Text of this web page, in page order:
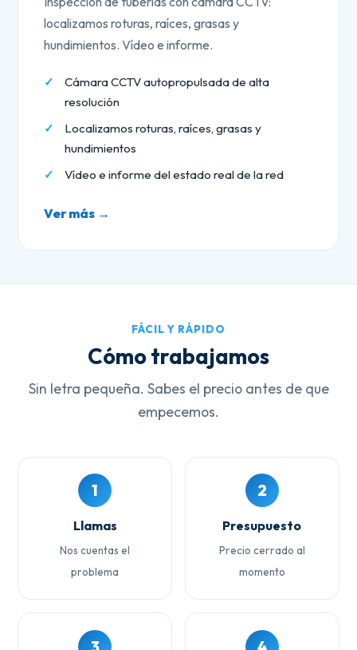
localizamos roturas, raíces, grasas y
hundimientos. Vídeo e informe.
Cámara CCTV autopropulsada de alta
resolución
Localizamos roturas, raíces, grasas y
hundimientos
Vídeo e informe del estado real de la red
Ver más →
FÁCIL Y RÁPIDO
Cómo trabajamos
Sin letra pequeña. Sabes el precio antes de que
empecemos.
1
Llamas
Nos cuentas el
problema
2
Presupuesto
Precio cerrado al
momento